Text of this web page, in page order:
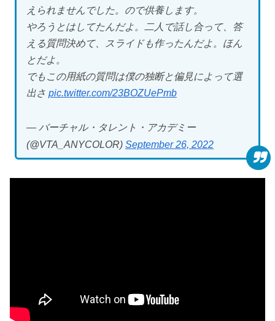
えられませんでした。ので供養します。
やろうとはしてたんだよ。二人で話し合って、答
える質問決めて、スライドも作ったんだよ。ほん
とだよ。
でもこの用紙の質問は僕の独断と偏見によって選
出さ pic.twitter.com/23BOZUePmb
— バーチャル・タレント・アカデミー
(@VTA_ANYCOLOR) September 26, 2022